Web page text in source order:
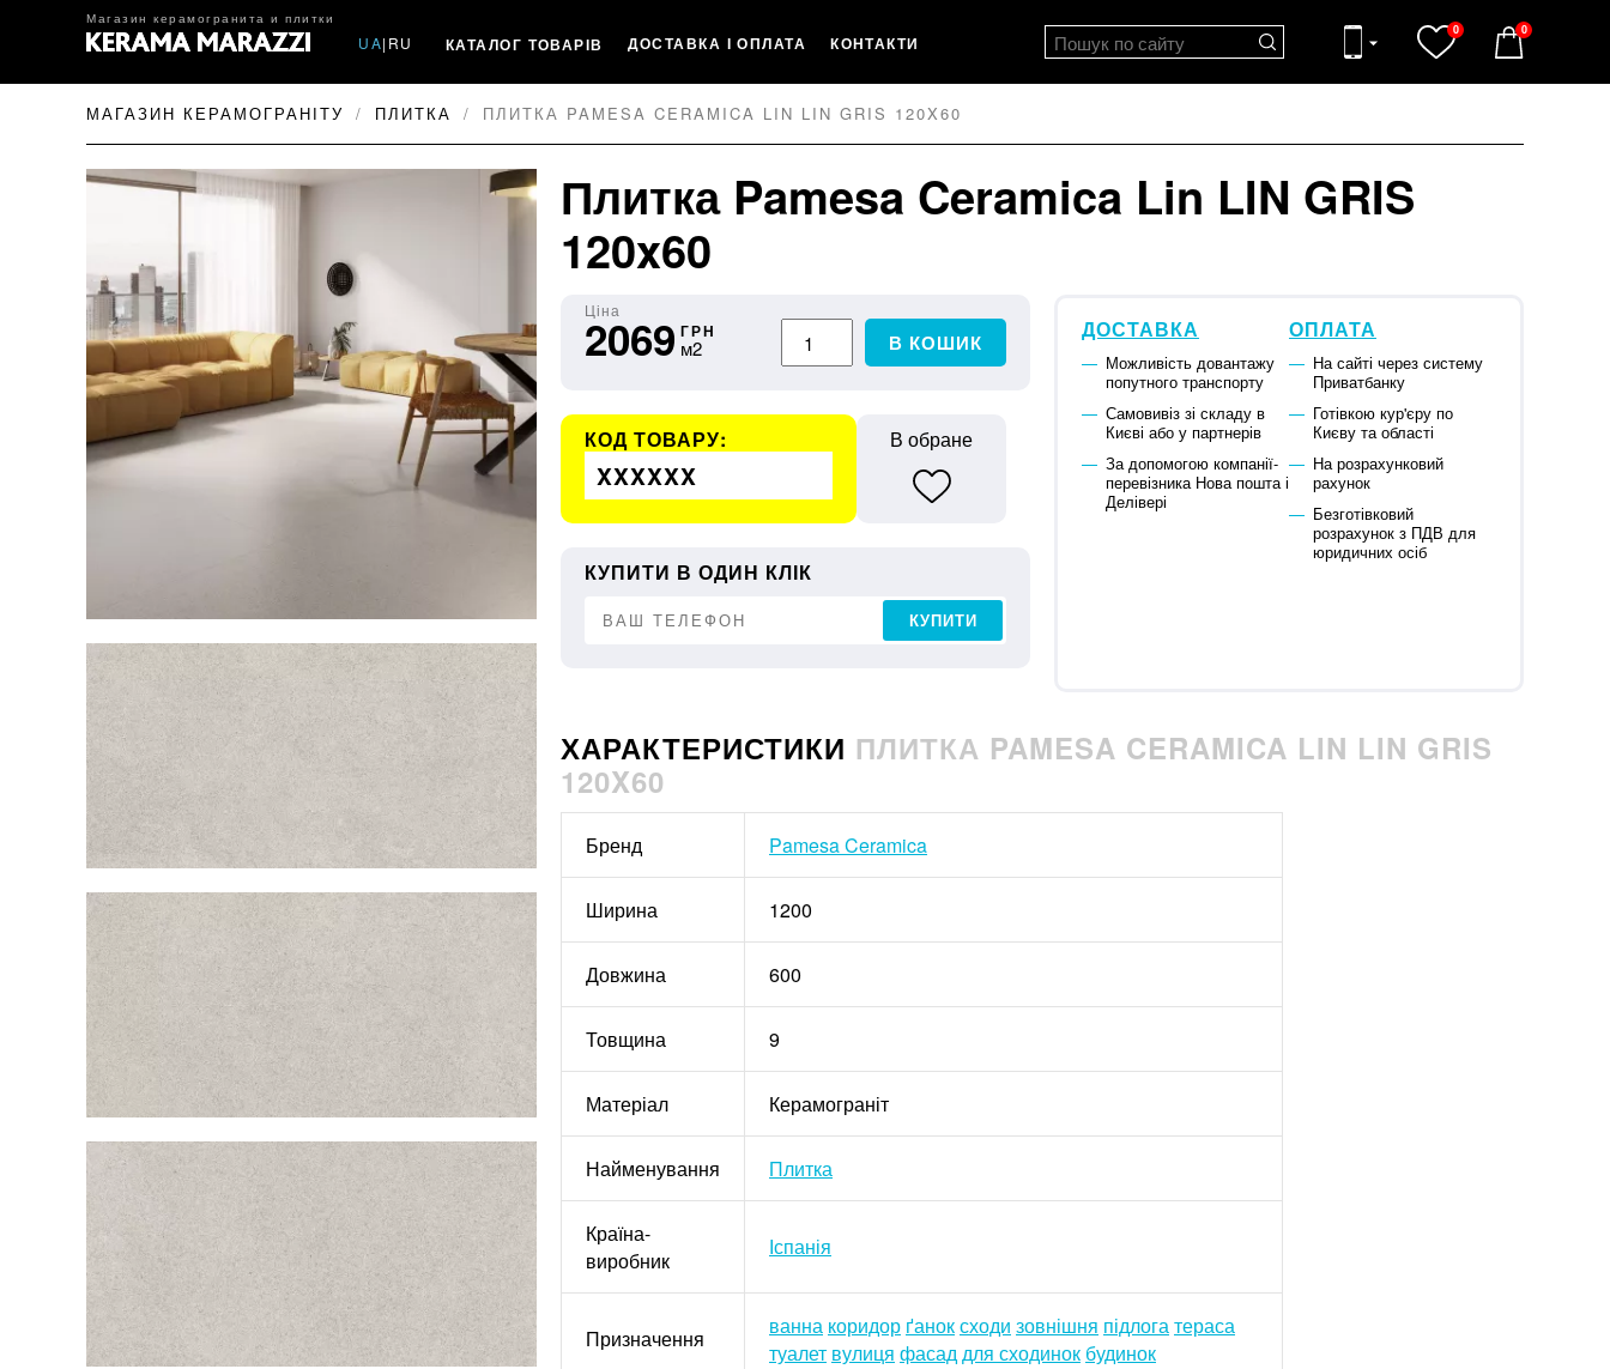
Магазин керамогранита и плитки
UA| RU КАТАЛОГ ТОВАРІВ ДОСТАВКА І ОПЛАТА КОНТАКТИ
0 0
МАГАЗИН КЕРАМОГРАНІТУ ПЛИТКА ПЛИТКА PAMESA CERAMICA LIN LIN GRIS 120X60
Плитка Pamesa Ceramica Lin LIN GRIS
120x60
Ціна
2069 ГРН
м2 В КОШИК
КОД ТОВАРУ:
XXXXXX
В обране
КУПИТИ В ОДИН КЛІК
КУПИТИ
ДОСТАВКА
Можливість довантажу
попутного транспорту
Самовивіз зі складу в
Києві або у партнерів
За допомогою компанії-
перевізника Нова пошта і
Делівері
ОПЛАТА
На сайті через систему
Приватбанку
Готівкою кур'єру по
Києву та області
На розрахунковий
рахунок
Безготівковий
розрахунок з ПДВ для
юридичних осіб
ХАРАКТЕРИСТИКИ ПЛИТКА PAMESA CERAMICA LIN LIN GRIS
120X60
Бренд Pamesa Ceramica
Ширина 1200
Довжина 600
Товщина 9
Матеріал Керамограніт
Найменування Плитка
Країна-
виробник
Іспанія
Призначення ванна коридор ґаноксходи зовнішня підлогатераса
туалет вулиця фасаддля сходинок будинок